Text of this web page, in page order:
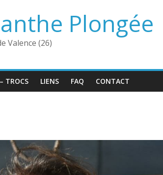
Plongée
Valence (26)
TROCS LIENS FAQ CONTACT